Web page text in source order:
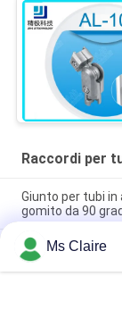
Raccordi per
Giunto per tubi
gomito da 90
Giunto per tubi
certificato
lavoro industriali
90° Femminile
Ms Claire